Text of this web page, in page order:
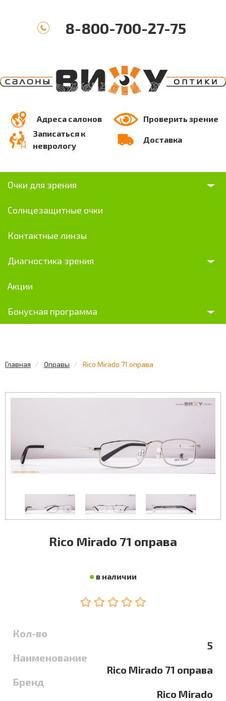
8-800-700-27-75
Адреса салонов
Проверить зрение
Записаться к
неврологу
Доставка
Очки для зрения
Солнцезащитные очки
Контактные линзы
Диагностика зрения
Акции
Бонусная программа
Главная Оправы Rico Mirado 71 оправа
Rico Mirado 71 оправа
в наличии
Кол-во
5
Наименование
Rico Mirado 71 оправа
Бренд
Rico Mirado